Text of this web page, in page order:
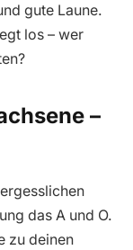
gute Laune.
los – wer
–
das A und O.
zu deinen